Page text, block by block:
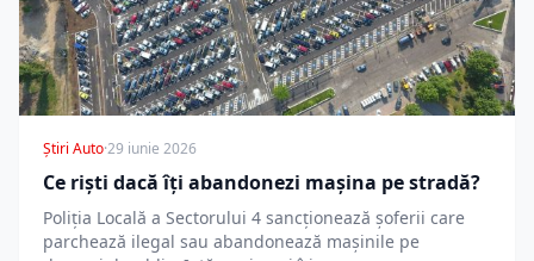
Știri Auto·29 iunie 2026
Ce riști dacă îți abandonezi mașina pe stradă?
Poliția Locală a Sectorului 4 sancționează șoferii care
parchează ilegal sau abandonează mașinile pe